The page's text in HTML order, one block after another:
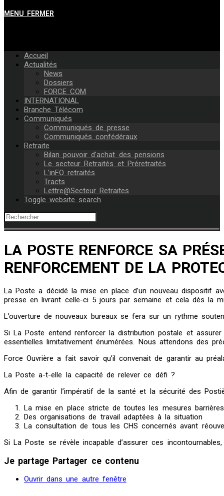
MENU FERMER
Accueil
Actualités
News
Dossiers
FORCE COM
INTERNATIONAL
Branche Télécom
Communiqués
Communiqués de presse
Communiqués confédéraux
Retraite
Bilan pouvoir d’achat des pensions
Le secteur Retraités et Préretraités
L’inFO retraités
Tracts
Lettre@Secteur Retraites
Toggle website search
LA POSTE RENFORCE SA
RENFORCEMENT DE LA
La Poste a décidé la mise en place d’un nouveau dispositif
presse en livrant celle-ci 5 jours par semaine et cela dès la
L’ouverture de nouveaux bureaux se fera sur un rythme
Si La Poste entend renforcer la distribution postale et
essentielles limitativement énumérées. Nous attendons des
Force Ouvrière a fait savoir qu’il convenait de garantir au
La Poste a-t-elle la capacité de relever ce défi ?
Afin de garantir l’impératif de la santé et la sécurité des
La mise en place stricte de toutes les mesures barrières
Des organisations de travail adaptées à la situation
La consultation de tous les CHS concernés avant
Si La Poste se révèle incapable d’assurer ces
Je partage Partager ce contenu
Ouvrir dans une autre fenêtre